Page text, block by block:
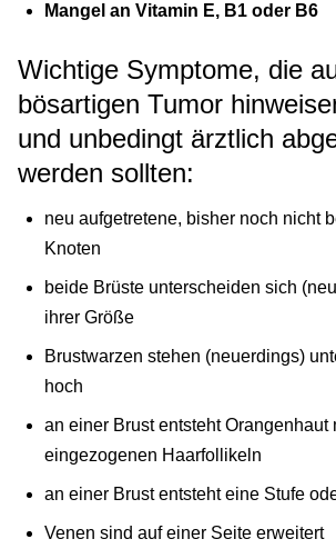
Mangel an Vitamin E, B1 oder B6
Wichtige Symptome, die
bösartigen Tumor
und unbedingt ärztlich
werden sollten:
neu aufgetretene, bisher noch nicht
Knoten
beide Brüste unterscheiden sich
ihrer Größe
Brustwarzen stehen (neuerdings)
hoch
an einer Brust entsteht Orangenhaut
eingezogenen Haarfollikeln
an einer Brust entsteht eine Stufe
Venen sind auf einer Seite erweitert